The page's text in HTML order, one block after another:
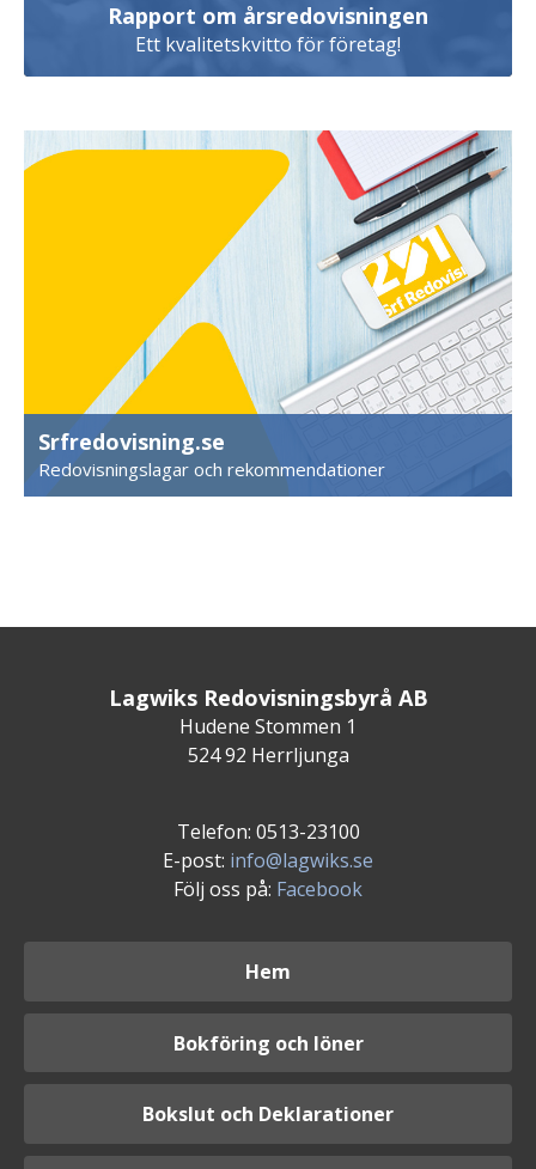
Rapport om årsredovisningen
Ett kvalitetskvitto för företag!
Srfredovisning.se
Redovisningslagar och rekommendationer
Lagwiks Redovisningsbyrå AB
Hudene Stommen 1
524 92 Herrljunga
Telefon: 0513-23100
E-post: info@lagwiks.se
Följ oss på: Facebook
Hem
Bokföring och löner
Bokslut och Deklarationer